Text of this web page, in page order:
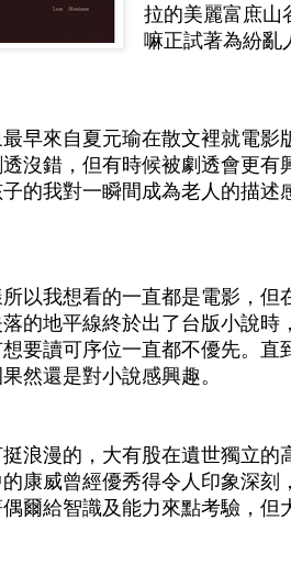
拉的美麗富庶山
嘛正試著為紛
早來自夏元瑜在散文裡就電影
沒錯，但有時候被劇透會更有
的我對一瞬間成為老人的描述
以我想看的一直都是電影，但
的地平線終於出了台版小說時
想要讀可序位一直都不優先。
然還是對小說感興趣。
浪漫的，大有股在遺世獨立的
康威曾經優秀得令人印象深刻
爾給智識及能力來點考驗，但